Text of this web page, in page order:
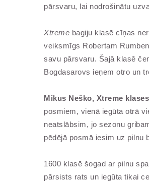
pārsvaru, lai nodrošinātu
Xtreme bagiju klasē cīņas
veiksmīgs Robertam
savu pārsvaru. Šajā klasē
Bogdasarovs ieņem otro un
Mikus Neško, Xtreme
posmiem, vienā iegūta otrā
neatslābsim, jo sezonu
pēdējā posmā iesim uz pilnu
1600 klasē šogad ar pilnu
pārsists rats un iegūta tikai